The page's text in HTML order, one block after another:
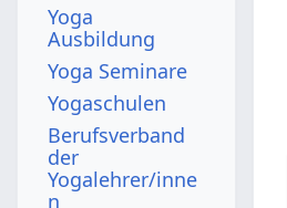
Yoga
Ausbildung
Yoga Seminare
Yogaschulen
Berufsverband
der
Yogalehrer/inne
n